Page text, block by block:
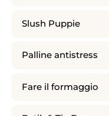
Slush Puppie
Palline antistress
Fare il formaggio